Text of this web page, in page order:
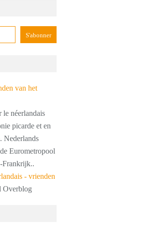
néerlandais
picarde et en
Nederlands
Eurometropool
- vrienden
Overblog